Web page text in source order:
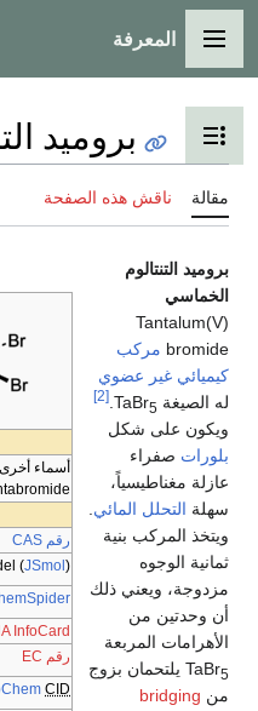
القائمة الرئيسية
المعرفة
تبديل عرض جدولبروميد
مقالة ناقش هذه الصفحة
أسماء أخرى
رقم CAS
(JSmol)
InfoCard
رقم EC
CID
بروميد التنتالوم
الخماسي
Tantalum(V)
bromide مركب
كيميائي غير عضوي
له الصيغة TaBr 5
[2]
ويكون على شكل
بلورات صفراء
عازلة مغناطيسياً،
سهلة التحلل المائي
ويتخذ المركب بنية
ثمانية الوجوه
مزدوجة، ويعني ذلك
أن وحدتين من
الأهرامات المربعة
TaBr5
يلتحمان بزوج
من bridging